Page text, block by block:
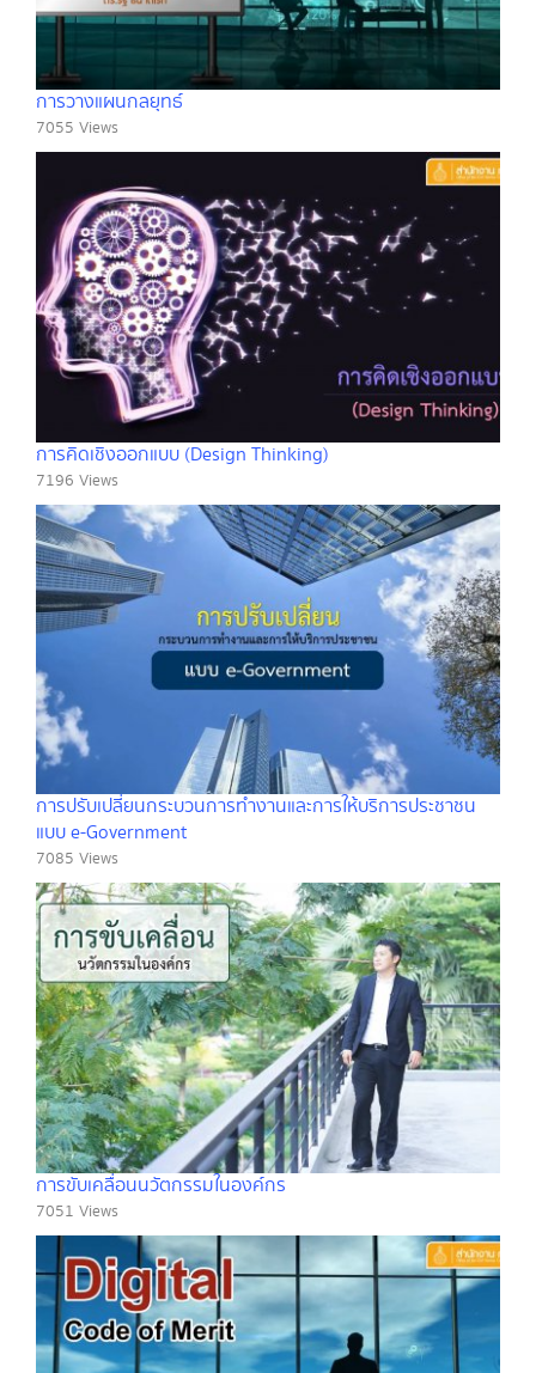
การวางแผนกลยุทธ์
7055 Views
การคิดเชิงออกแบบ (Design Thinking)
7196 Views
การปรับเปลี่ยนกระบวนการทำงานและการให้บริการประชาชน
แบบ e-Government
7085 Views
การขับเคลื่อนนวัตกรรมในองค์กร
7051 Views